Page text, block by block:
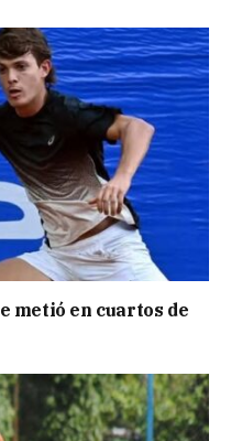
metió en cuartos de